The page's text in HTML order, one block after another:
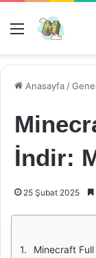
Menü
Anasayfa /Genel
İndir:
25 Şubat 2025
Minecraft